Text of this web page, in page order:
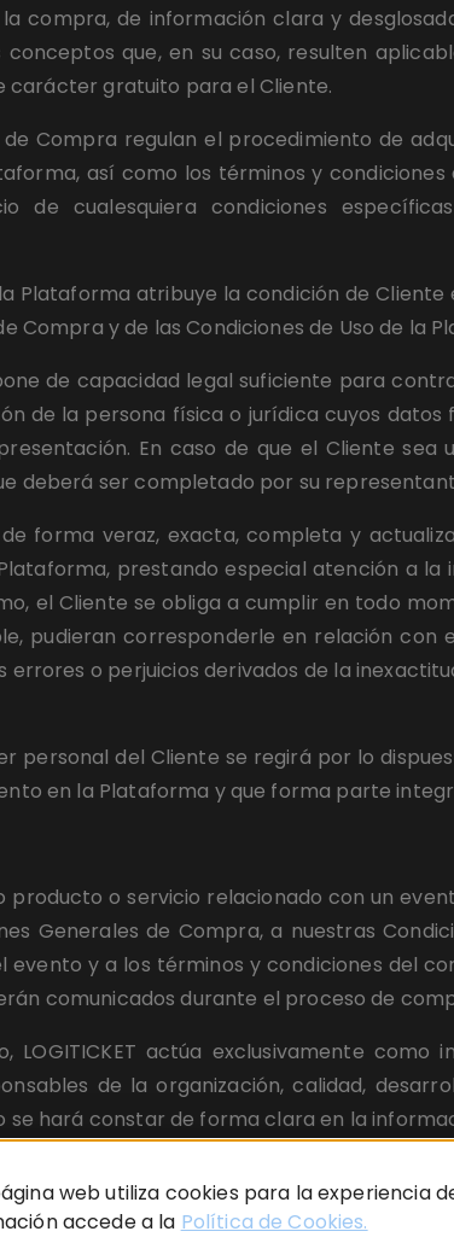
compra, de información clara y
que, en su caso, resulten
carácter gratuito para el Cliente.
Compra regulan el procedimiento de
así como los términos y
de cualesquiera condiciones
Plataforma atribuye la condición de
Compra y de las Condiciones de Uso de la
de capacidad legal suficiente para
de la persona física o jurídica cuyos
En caso de que el Cliente sea
deberá ser completado por su
forma veraz, exacta, completa y
prestando especial atención a
el Cliente se obliga a cumplir en todo
pudieran corresponderle en relación con
errores o perjuicios derivados de la
del Cliente se regirá por lo
en la Plataforma y que forma parte
o servicio relacionado con un
Generales de Compra, a nuestras
evento y a los términos y condiciones del
comunicados durante el proceso de
LOGITICKET actúa exclusivamente
de la organización, calidad,
se hará constar de forma clara en la
Cliente adquiere el derecho, conferido
en línea, identificándose al
web utiliza cookies para la experiencia
accede a la Política de Cookies.